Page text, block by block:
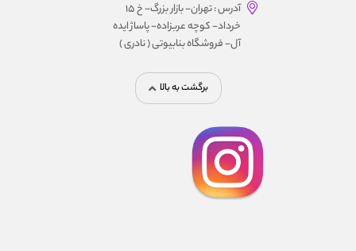
آدرس : تهران- بازار بزرگ- خ ۱۵
خرداد- کوچه عربزاده- پاساژ ایده
آل- فروشگاه بنابیوتی ( نادری )
برگشت به بالا